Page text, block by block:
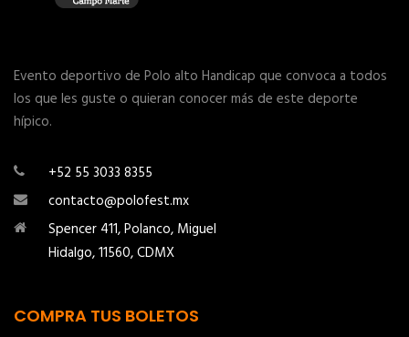
Evento deportivo de Polo alto Handicap que convoca a todos
los que les guste o quieran conocer más de este deporte
hípico.
+52 55 3033 8355
contacto@polofest.mx
Spencer 411, Polanco, Miguel
Hidalgo, 11560, CDMX
COMPRA TUS BOLETOS